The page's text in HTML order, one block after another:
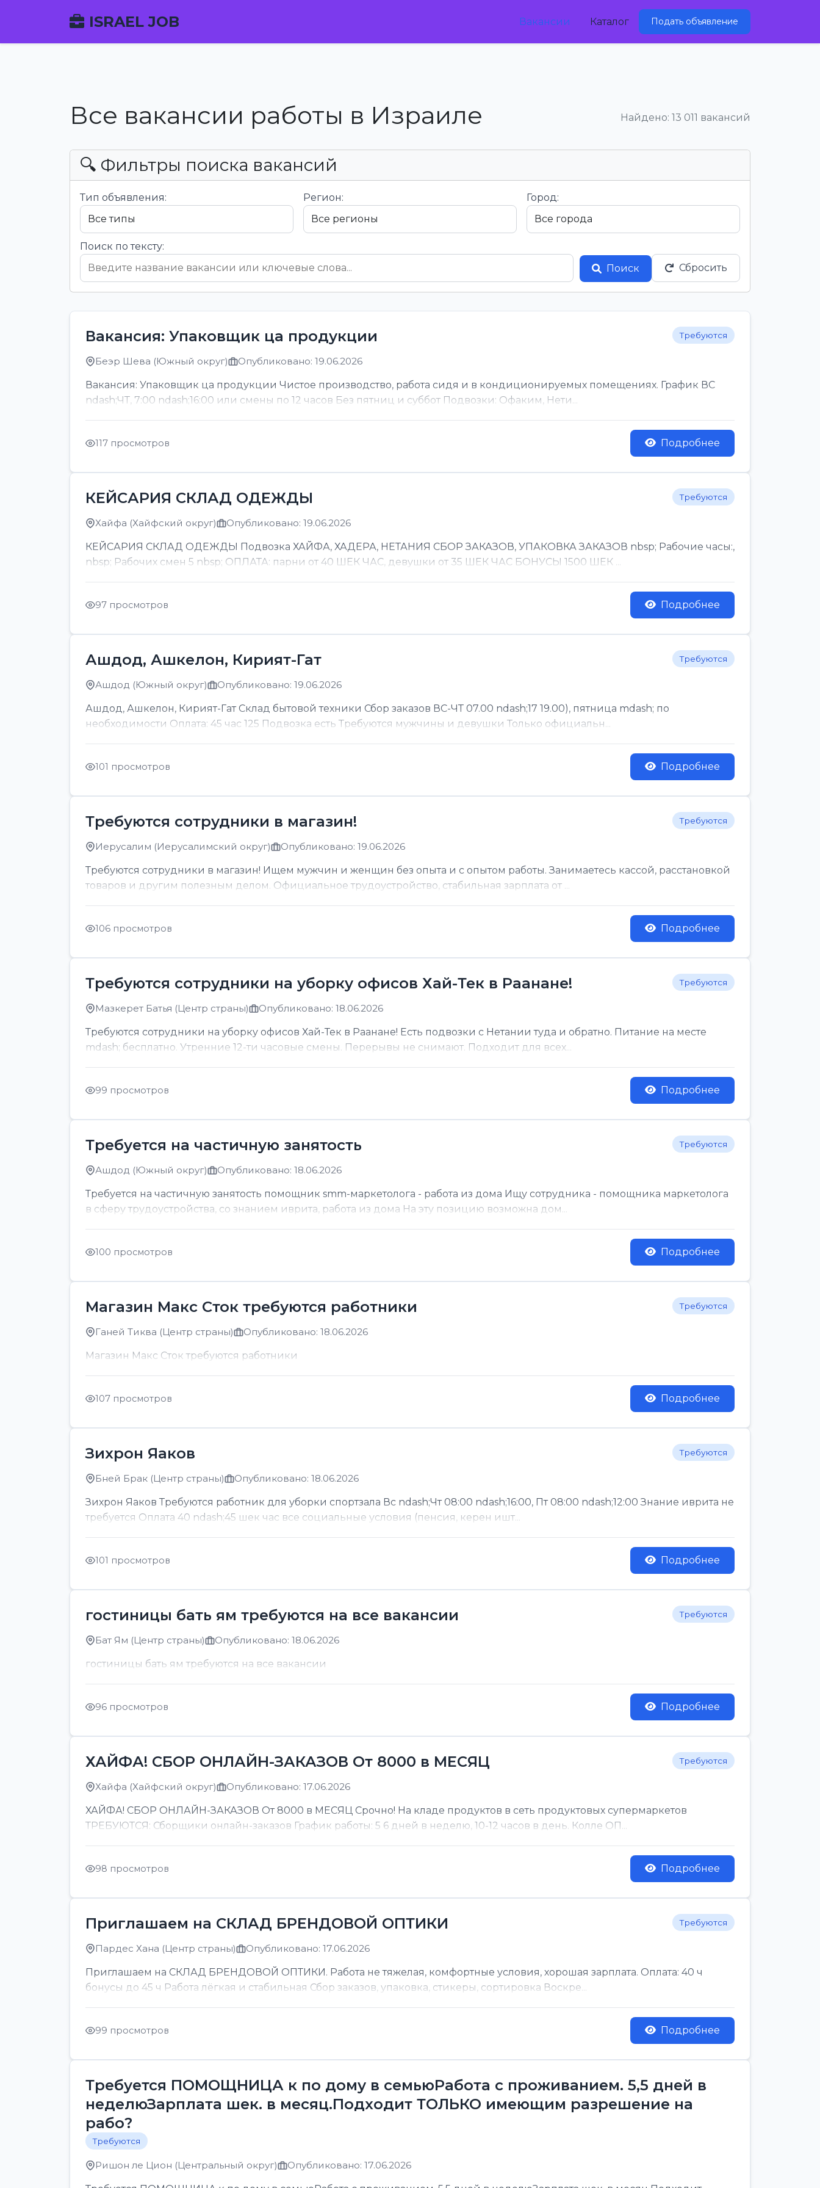
ISRAEL JOB Вакансии Каталог Подать объявление
Все вакансии работы в Израиле Найдено: 13 011 вакансий
🔍 Фильтры поиска вакансий
Тип объявления: Регион: Город:
Поиск по тексту:
Поиск
Сбросить
Вакансия: Упаковщик ца продукции Требуются
Беэр Шева (Южный округ) Опубликовано: 19.06.2026
Вакансия: Упаковщик ца продукции Чистое производство, работа сидя и в кондиционируемых помещениях. График ВС
ndash;ЧТ, 7:00 ndash;16:00 или смены по 12 часов Без пятниц и суббот Подвозки: Офаким, Нети...
117 просмотров Подробнее
КЕЙСАРИЯ СКЛАД ОДЕЖДЫ Требуются
Хайфа (Хайфский округ) Опубликовано: 19.06.2026
КЕЙСАРИЯ СКЛАД ОДЕЖДЫ Подвозка ХАЙФА, ХАДЕРА, НЕТАНИЯ СБОР ЗАКАЗОВ, УПАКОВКА ЗАКАЗОВ nbsp; Рабочие часы:,
nbsp; Рабочих смен 5 nbsp; ОПЛАТА: парни от 40 ШЕК ЧАС, девушки от 35 ШЕК ЧАС БОНУСЫ 1500 ШЕК ...
97 просмотров Подробнее
Ашдод, Ашкелон, Кирият-Гат Требуются
Ашдод (Южный округ) Опубликовано: 19.06.2026
Ашдод, Ашкелон, Кирият-Гат Склад бытовой техники Сбор заказов ВС-ЧТ 07.00 ndash;17 19.00), пятница mdash; по
необходимости Оплата: 45 час 125 Подвозка есть Требуются мужчины и девушки Только официальн...
101 просмотров Подробнее
Требуются сотрудники в магазин! Требуются
Иерусалим (Иерусалимский округ) Опубликовано: 19.06.2026
Требуются сотрудники в магазин! Ищем мужчин и женщин без опыта и с опытом работы. Занимаетесь кассой, расстановкой
товаров и другим полезным делом. Официальное трудоустройство, стабильная зарплата от ...
106 просмотров Подробнее
Требуются сотрудники на уборку офисов Хай-Тек в Раанане! Требуются
Мазкерет Батья (Центр страны) Опубликовано: 18.06.2026
Требуются сотрудники на уборку офисов Хай-Тек в Раанане! Есть подвозки с Нетании туда и обратно. Питание на месте
mdash; бесплатно. Утренние 12-ти часовые смены. Перерывы не снимают. Подходит для всех...
99 просмотров Подробнее
Требуется на частичную занятость Требуются
Ашдод (Южный округ) Опубликовано: 18.06.2026
Требуется на частичную занятость помощник smm-маркетолога - работа из дома Ищу сотрудника - помощника маркетолога
в сферу трудоустройства, со знанием иврита, работа из дома На эту позицию возможна дом...
100 просмотров Подробнее
Магазин Макс Сток требуются работники Требуются
Ганей Тиква (Центр страны) Опубликовано: 18.06.2026
Магазин Макс Сток требуются работники
107 просмотров Подробнее
Зихрон Яаков Требуются
Бней Брак (Центр страны) Опубликовано: 18.06.2026
Зихрон Яаков Требуются работник для уборки спортзала Вс ndash;Чт 08:00 ndash;16:00, Пт 08:00 ndash;12:00 Знание иврита не
требуется Оплата 40 ndash;45 шек час все социальные условия (пенсия, керен ишт...
101 просмотров Подробнее
гостиницы бать ям требуются на все вакансии Требуются
Бат Ям (Центр страны) Опубликовано: 18.06.2026
гостиницы бать ям требуются на все вакансии
96 просмотров Подробнее
ХАЙФА! СБОР ОНЛАЙН-ЗАКАЗОВ От 8000 в МЕСЯЦ Требуются
Хайфа (Хайфский округ) Опубликовано: 17.06.2026
ХАЙФА! СБОР ОНЛАЙН-ЗАКАЗОВ От 8000 в МЕСЯЦ Срочно! На кладе продуктов в сеть продуктовых супермаркетов
ТРЕБУЮТСЯ: Сборщики онлайн-заказов График работы: 5 6 дней в неделю, 10-12 часов в день. Колле ОП...
98 просмотров Подробнее
Приглашаем на СКЛАД БРЕНДОВОЙ ОПТИКИ Требуются
Пардес Хана (Центр страны) Опубликовано: 17.06.2026
Приглашаем на СКЛАД БРЕНДОВОЙ ОПТИКИ. Работа не тяжелая, комфортные условия, хорошая зарплата. Оплата: 40 ч
бонусы до 45 ч Работа лёгкая и стабильная Сбор заказов, упаковка, стикеры, сортировка Воскре...
99 просмотров Подробнее
Требуется ПОМОЩНИЦА к по дому в семьюРабота с проживанием. 5,5 дней в
неделюЗарплата шек. в месяц.Подходит ТОЛЬКО имеющим разрешение на
рабо?
Требуются
Ришон ле Цион (Центральный округ) Опубликовано: 17.06.2026